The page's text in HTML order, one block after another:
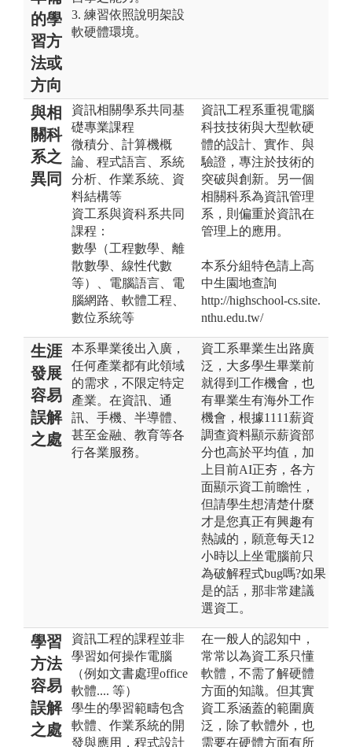
的學
習方
法或
方向
3. 練習依照說明架設
軟硬體環境。
與相
關科
系之
異同
資訊相關學系共同基
礎專業課程
微積分、計算機概
論、程式語言、系統
分析、作業系統、資
料結構等
資工系與資科系共同
課程：
數學（工程數學、離
散數學、線性代數
等）、電腦語言、電
腦網路、軟體工程、
數位系統等
資訊工程系重視電腦
科技技術與大型軟硬
體的設計、實作、與
驗證，專注於技術的
突破與創新。另一個
相關科系為資訊管理
系，則偏重於資訊在
管理上的應用。
本系分組特色請上高
中生園地查詢
http://highschool-cs.site.
nthu.edu.tw/
生涯
發展
容易
誤解
之處
本系畢業後出入廣，
任何產業都有此領域
的需求，不限定特定
產業。在資訊、通
訊、手機、半導體、
甚至金融、教育等各
行各業服務。
資工系畢業生出路廣
泛，大多學生畢業前
就得到工作機會，也
有畢業生有海外工作
機會，根據1111薪資
調查資料顯示薪資部
分也高於平均值，加
上目前AI正夯，各方
面顯示資工前瞻性，
但請學生想清楚什麼
才是您真正有興趣有
熱誠的，願意每天12
小時以上坐電腦前只
為破解程式bug嗎?如果
是的話，那非常建議
選資工。
學習
方法
容易
誤解
之處
資訊工程的課程並非
學習如何操作電腦
（例如文書處理office
軟體.... 等）
學生的學習範疇包含
軟體、作業系統的開
發與應用，程式設計
在一般人的認知中，
常常以為資工系只懂
軟體，不需了解硬體
方面的知識。但其實
資工系涵蓋的範圍廣
泛，除了軟體外，也
需要在硬體方面有所